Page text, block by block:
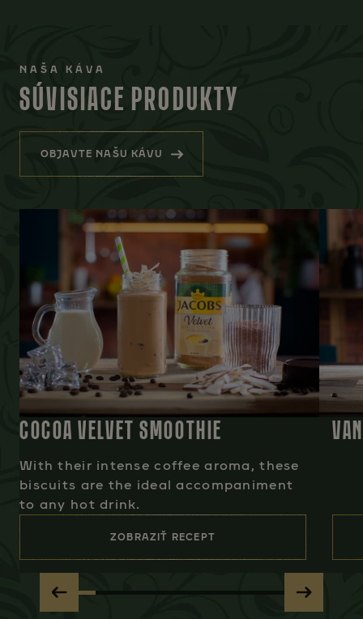
NAŠA KÁVA
SÚVISIACE PRODUKTY
OBJAVTE NAŠU KÁVU
(SÚVISIACE PRODUKTY)
COCOA VELVET SMOOTHIE
With their intense coffee aroma, these
biscuits are the ideal accompaniment
to any hot drink.
ZOBRAZIŤ RECEPT